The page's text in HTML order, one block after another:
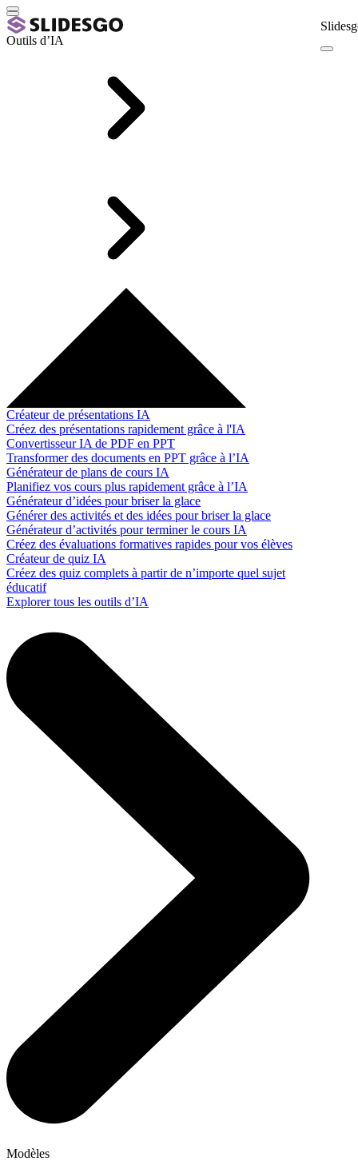
Outils d’IA
Créateur de présentations IA
Créez des présentations rapidement grâce à l'IA
Convertisseur IA de PDF en PPT
Transformer des documents en PPT grâce à l’IA
Générateur de plans de cours IA
Planifiez vos cours plus rapidement grâce à l’IA
Générateur d’idées pour briser la glace
Générer des activités et des idées pour briser la glace
Générateur d’activités pour terminer le cours IA
Créez des évaluations formatives rapides pour vos élèves
Créateur de quiz IA
Créez des quiz complets à partir de n’importe quel sujet
éducatif
Explorer tous les outils d’IA
Modèles